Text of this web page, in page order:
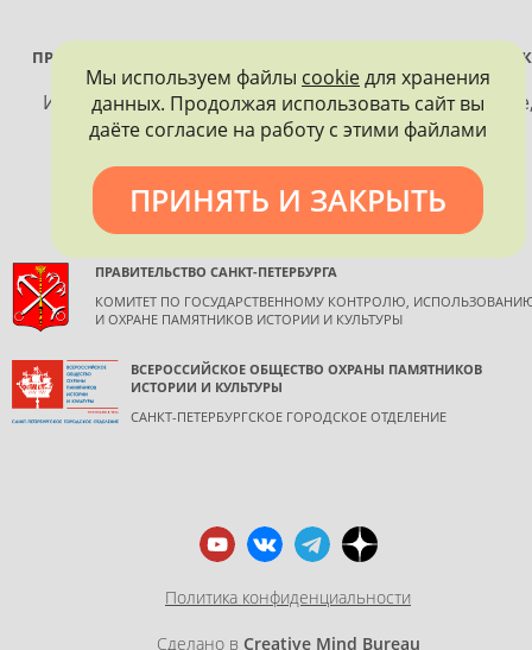
ПРОЕКТ РЕАЛИЗУЕТСЯ ПРИ ПОДДЕРЖКЕ ПРАВИТЕЛЬСТВА
ПЕТЕРБУРГА
Использование материалов, размещенных на
допускается только с согласия правообладателя и
ПРАВИТЕЛЬСТВО САНКТ-ПЕТЕРБУРГА
КОМИТЕТ ПО ГОСУДАРСТВЕННОМУ КОНТРОЛЮ,
И ОХРАНЕ ПАМЯТНИКОВ ИСТОРИИ И КУЛЬТУРЫ
ВСЕРОССИЙСКОЕ ОБЩЕСТВО ОХРАНЫ ПАМЯТНИКОВ
ИСТОРИИ И КУЛЬТУРЫ
САНКТ-ПЕТЕРБУРГСКОЕ ГОРОДСКОЕ ОТДЕЛЕНИЕ
Политика конфиденциальности
Сделано в Creative Mind Bureau
Мы используем файлы cookieдля хранения
данных. Продолжая использовать сайт вы
даёте согласие на работу с этими файлами
ПРИНЯТЬ И ЗАКРЫТЬ